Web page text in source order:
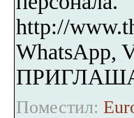
http://
WhatsApp,
Поместил: